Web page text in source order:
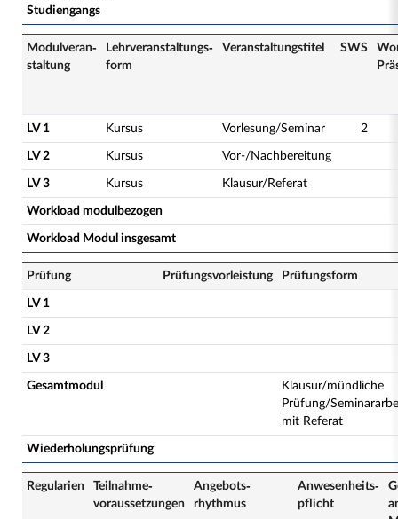
Studiengangs
Modulveran­
staltung
Lehrveranstaltungs­
form
Veranstaltungs­titel SWS
LV 1 Kursus Vorlesung/Seminar 2
LV 2 Kursus Vor-/Nachbereitung
LV 3 Kursus Klausur/Referat
Workload modulbezogen
Workload Modul insgesamt
Prüfung Prüfungsvorleistung Prüfungsform
LV 1
LV 2
LV 3
Gesamtmodul
Klausur/mündliche
Prüfung/
mit Referat
Wiederholungsprüfung
Regularien
Teilnahme­
voraussetzungen
Angebots­
rhythmus
Anwesenheits­
pflicht